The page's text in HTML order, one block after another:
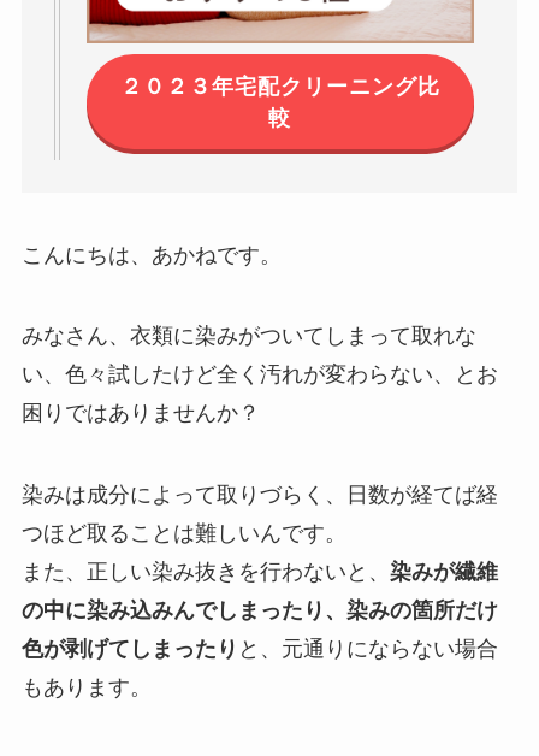
２０２３年宅配クリーニング比
較
こんにちは、あかねです。
みなさん、衣類に染みがついてしまって取れな
い、色々試したけど全く汚れが変わらない、とお
困りではありませんか？
染みは成分によって取りづらく、日数が経てば経
つほど取ることは難しいんです。
また、正しい染み抜きを行わないと、 染みが繊維
の中に染み込みんでしまったり、染みの箇所だけ
色が剥げてしまったり と、元通りにならない場合
もあります。